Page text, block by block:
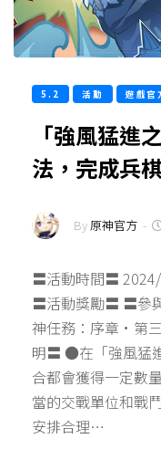
5.2 活動 遊戲官
「強風猛進
法，完成兵
By原神官方 -
〓活動時間〓
〓活動獎勵〓 〓
神任務：序章·第
明〓 ●在「強風猛
合都會獲得一定數
當的交戰單位和戰
安排合理…